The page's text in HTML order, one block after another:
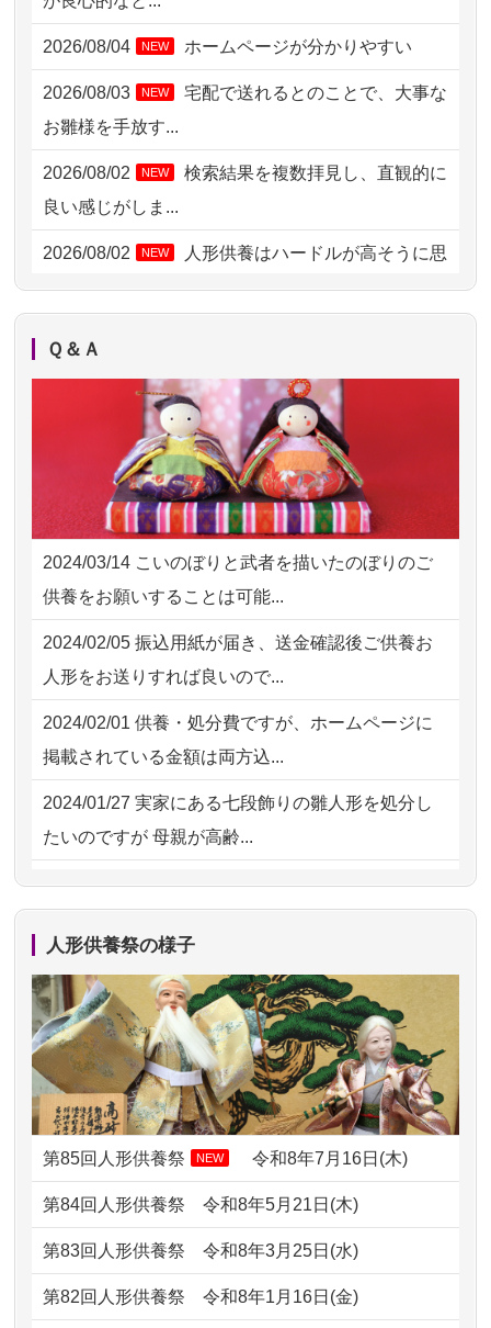
2026/08/03 21:17 愛知県の方からお申込み
2026/08/02 18:47
2026/08/02 11:15 千葉県の方からお申込み
2026/08/02 10:39 神奈川の方からお申込み
2026/08/02 09:15
2026/08/02 06:46 相模原の方からお申込み
2026/08/01 19:28 東京都の方からお申込み
2026/08/01 17:10 東京都の方からお申込み
2026/08/01 11:07 さいたの方からお申込み
2026/07/31 17:28 栃木県の方からお申込み
2026/07/31 12:32 東京都の方からお申込み
2026/08/04 NEW ホームページが分かりやすい
2026/08/03 NEW
宅配で送れるとのことで、大事な
お雛様を手放す...
2026/08/02 NEW
検索結果を複数拝見し、直観的に
良い感じがしま...
2026/08/02 NEW
人形供養はハードルが高そうに思
えるのですが、...
NEW
お人形の仕分けなども丁寧に行う
様子から、大切...
2026/07/25供養の内容（料金や送り方等）がとて
も丁寧に説...
2026/07/18 つい先日も利用させていただきまし
た。 手続...
2026/07/18 大切にしていたお人形をきちんと供養
してくださ...
2026/07/15 子供の頃から可愛がってきた七段飾り
の雛人形で...
2026/07/15 お客様の声を読み、丁寧に供養してい
ただけそう...
2026/07/11思い出のある人形達を、ちゃんと供養
したく、花...
2026/07/10家から近かったので。
2026/07/08誰も住んでいない実家の片付けを始め
ました。 ...
2026/07/069年間自由が丘店を見守ってくれてあり
がとう。
2026/07/05 しっかりとお人形たちの供養をしてい
ただけると...
Ｑ＆Ａ
2024/03/14 こいのぼりと武者を描いたのぼりのご
供養をお願いすることは可能...
2024/02/05 振込用紙が届き、送金確認後ご供養お
人形をお送りすれば良いので...
2024/02/01 供養・処分費ですが、ホームページに
掲載されている金額は両方込...
2024/01/27 実家にある七段飾りの雛人形を処分し
たいのですが 母親が高齢...
2024/01/13剥製の供養・処分をお願いできます
ですが？
2024/01/13お雛様のセットを供養・処分したいの
ですが、お雛様とお内裏様だ...
2024/01/13供養申込みの後、供養祭までお人形は
どうなってるのですか？
2024/01/13会社のようですが、きちんと供養して
人形供養祭の様子
第85回人形供養祭 NEW 令和8年7月16日(木)
第84回人形供養祭令和8年5月21日(木)
第83回人形供養祭令和8年3月25日(水)
第82回人形供養祭令和8年1月16日(金)